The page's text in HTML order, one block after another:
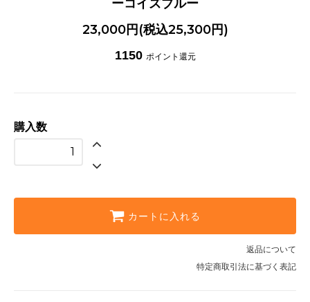
ーコイズブルー
23,000円(税込25,300円)
1150 ポイント還元
購入数
カートに入れる
返品について
特定商取引法に基づく表記